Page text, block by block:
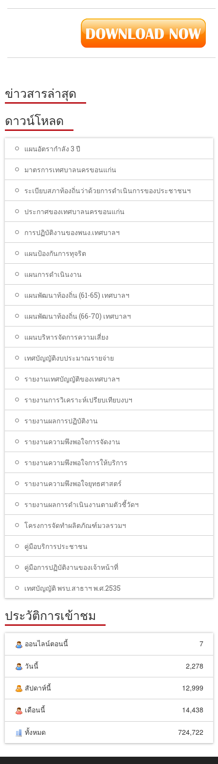
ข่าวสารล่าสุด
ดาวน์โหลด
แผนอัตรากำลัง 3 ปี
มาตรการเทศบาลนครขอนแก่น
ระเบียบสภาท้องถิ่นว่าด้วยการดำเนินการของประชาชนฯ
ประกาศของเทศบาลนครขอนแก่น
การปฏิบัติงานของพนง.เทศบาลฯ
แผนป้องกันการทุจริต
แผนการดำเนินงาน
แผนพัฒนาท้องถิ่น (61-65) เทศบาลฯ
แผนพัฒนาท้องถิ่น (66-70) เทศบาลฯ
แผนบริหารจัดการความเสี่ยง
เทศบัญญัติงบประมาณรายจ่าย
รายงานเทศบัญญัติของเทศบาลฯ
รายงานการวิเคราะห์เปรียบเทียบงบฯ
รายงานผลการปฏิบัติงาน
รายงานความพึงพอใจการจัดงาน
รายงานความพึงพอใจการให้บริการ
รายงานความพึงพอใจยุทธศาสตร์
รายงานผลการดำเนินงานตามตัวชี้วัดฯ
โครงการจัดทำผลิตภัณฑ์มวลรวมฯ
คู่มือบริการประชาชน
คู่มือการปฏิบัติงานของเจ้าหน้าที่
เทศบัญญัติ พรบ.สาธาฯ พ.ศ.2535
ประวัติการเข้าชม
ออนไลน์ตอนนี้ 7
วันนี้ 2,278
สัปดาห์นี้ 12,999
เดือนนี้ 14,438
ทั้งหมด 724,722